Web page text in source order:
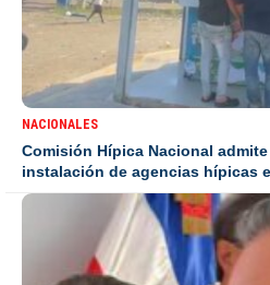
NACIONALES
Comisión Hípica Nacional
instalación de agencias hípicas